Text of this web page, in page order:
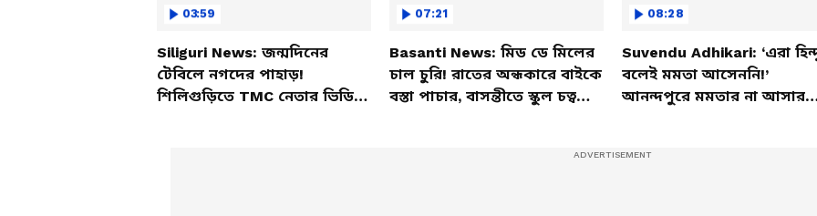
03:59
Siliguri News: জন্মদিনের
টেবিলে নগদের পাহাড়!
শিলিগুড়িতে TMC নেতার ভিডিও
07:21
Basanti News: মিড ডে মিলের
চাল চুরি! রাতের অন্ধকারে বাইকে
বস্তা পাচার, বাসন্তীতে স্কুল চত্বরে
08:28
Suvendu Adhikari: ‘এরা
বলেই মমতা আসেননি!’
আনন্দপুরে মমতার না আসার